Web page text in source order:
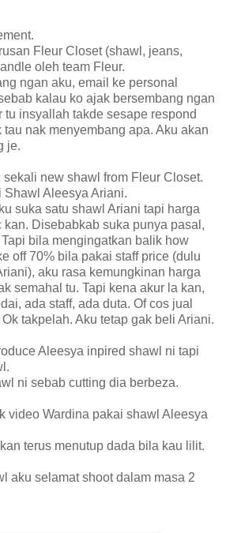
Fleur Closet (shawl, jeans,
oleh team Fleur.
ngan aku, email ke personal
kalau ko ajak bersembang ngan
insyallah takde sesape respond
nak menyembang apa. Aku akan
je.
new shawl from Fleur Closet.
Aleesya Ariani.
suka satu shawl Ariani tapi harga
kan. Disebabkab suka punya pasal,
bila mengingatkan balik how
off 70% bila pakai staff price (dulu
aku rasa kemungkinan harga
semahal tu. Tapi kena akur la kan,
ada staff, ada duta. Of cos jual
takpelah. Aku tetap gak beli Ariani.
Aleesya inpired shawl ni tapi
ni sebab cutting dia berbeza.
video Wardina pakai shawl Aleesya
terus menutup dada bila kau lilit.
aku selamat shoot dalam masa 2